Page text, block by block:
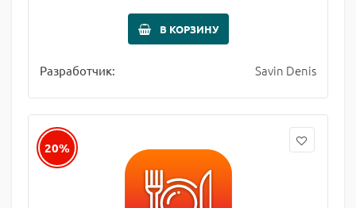
В КОРЗИНУ
Разработчик: Savin Denis
20%